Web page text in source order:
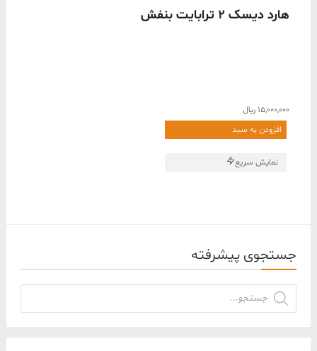
ناموجود
هارد دیسک 2 ترابایت بنفش
15,000,000 ﷼
افزودن به سبد
نمایش سریع
جستجوی پیشرفته
جستجوی
محصولات